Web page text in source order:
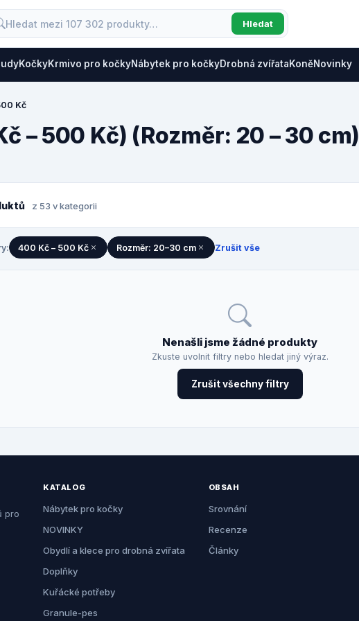
Hledat
KočkyKrmivo pro kočkyNábytek pro kočkyDrobná zvířataKoněNovinky
Kč
– 500 Kč) (Rozměr: 20 – 30 cm)
z 53 v kategorii
400 Kč – 500 Kč Rozměr: 20–30 cm Zrušit vše
Nenašli jsme žádné produkty
Zkuste uvolnit filtry nebo hledat jiný výraz.
Zrušit všechny filtry
pro
KATALOG
Nábytek pro kočky
NOVINKY
Obydlí a klece pro drobná zvířata
Doplňky
Kuřácké potřeby
Granule-pes
OBSAH
Srovnání
Recenze
Články